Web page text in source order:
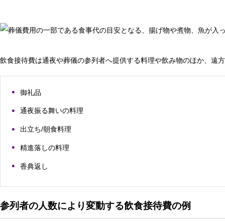
飲食接待費は通夜や葬儀の参列者へ提供する料理や飲み物のほか、遠
御礼品
通夜振る舞いの料理
出立ち/朝食料理
精進落しの料理
香典返し
参列者の人数により変動する飲食接待費の例